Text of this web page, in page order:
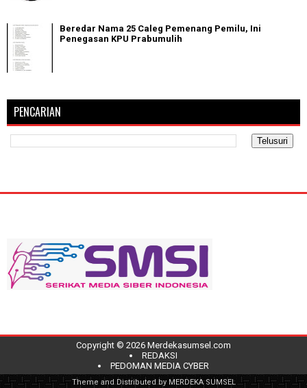
Beredar Nama 25 Caleg Pemenang Pemilu, Ini
Penegasan KPU Prabumulih
PENCARIAN
Copyright © 2026 Merdekasumsel.com
REDAKSI
PEDOMAN MEDIA CYBER
Theme and Distributed by MERDEKA SUMSEL